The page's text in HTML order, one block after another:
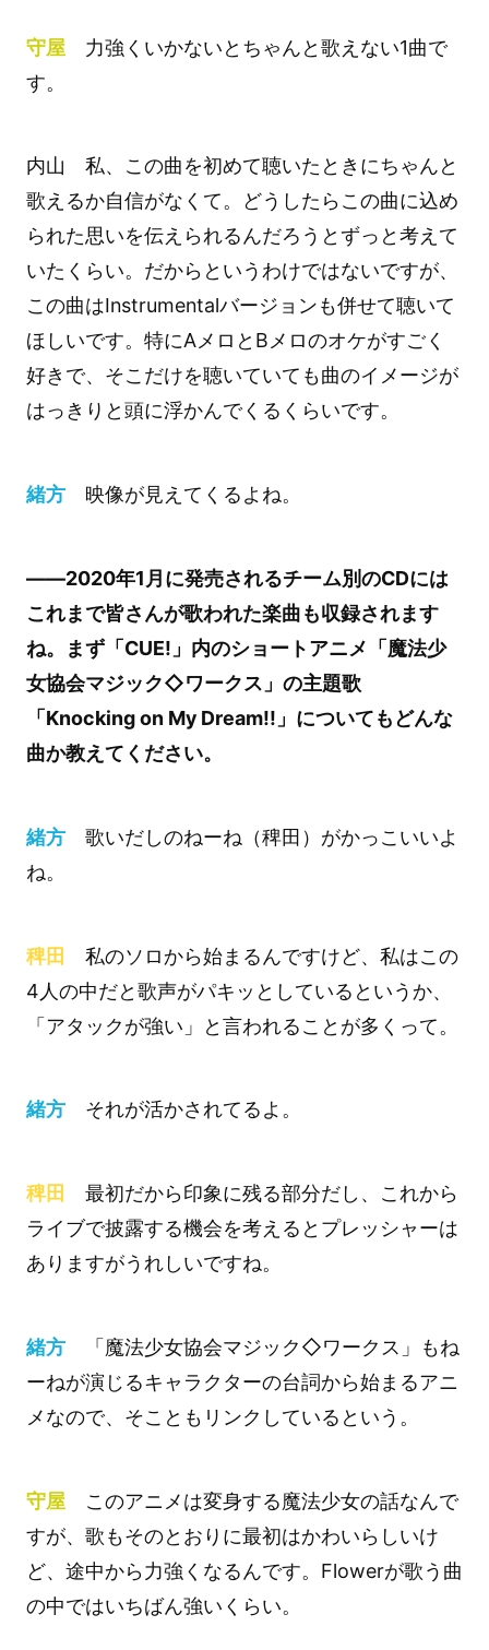
守屋 力強くいかないとちゃんと歌えない1曲で
す。
内山 私、この曲を初めて聴いたときにちゃんと
歌えるか自信がなくて。どうしたらこの曲に込め
られた思いを伝えられるんだろうとずっと考えて
いたくらい。だからというわけではないですが、
この曲はInstrumentalバージョンも併せて聴いて
ほしいです。特にAメロとBメロのオケがすごく
好きで、そこだけを聴いていても曲のイメージが
はっきりと頭に浮かんでくるくらいです。
緒方映像が見えてくるよね。
――2020年1月に発売されるチーム別のCDには
これまで皆さんが歌われた楽曲も収録されます
ね。まず「CUE!」内のショートアニメ「魔法少
女協会マジック◇ワークス」の主題歌
「Knocking on My Dream!!」についてもどんな
曲か教えてください。
緒方歌いだしのねーね（稗田）がかっこいいよ
ね。
稗田 私のソロから始まるんですけど、私はこの
4人の中だと歌声がパキッとしているというか、
「アタックが強い」と言われることが多くって。
緒方それが活かされてるよ。
稗田
最初だから印象に残る部分だし、これから
ライブで披露する機会を考えるとプレッシャーは
ありますがうれしいですね。
緒方「魔法少女協会マジック◇ワークス」もね
ーねが演じるキャラクターの台詞から始まるアニ
メなので、そこともリンクしているという。
守屋 このアニメは変身する魔法少女の話なんで
すが、歌もそのとおりに最初はかわいらしいけ
ど、途中から力強くなるんです。Flowerが歌う曲
の中ではいちばん強いくらい。